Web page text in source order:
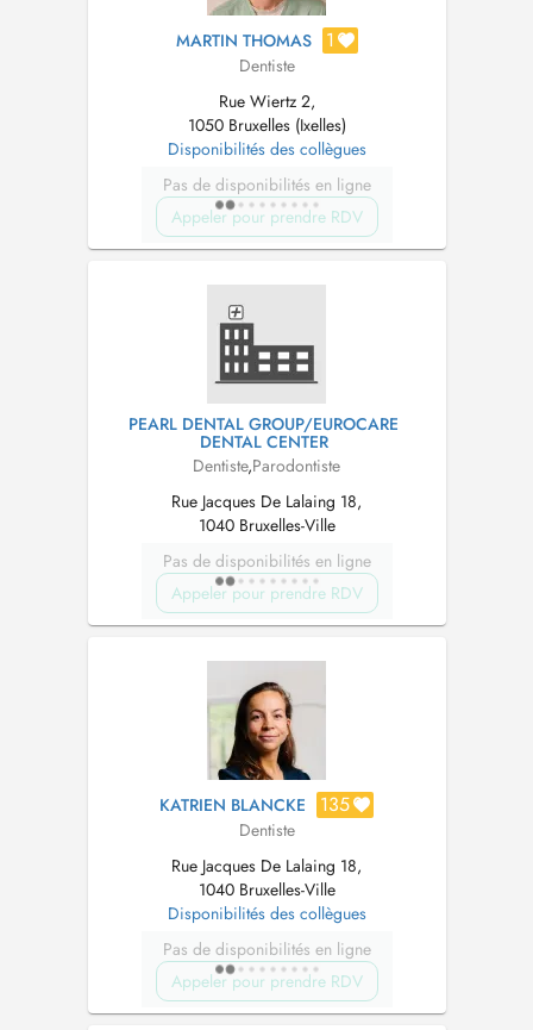
MARTIN THOMAS 1
Dentiste
Rue Wiertz 2,
1050 Bruxelles (Ixelles)
Disponibilités des collègues
Pas de disponibilités en ligne
Appeler pour prendre RDV
PEARL DENTAL GROUP/EUROCARE
DENTAL CENTER
Dentiste,Parodontiste
Rue Jacques De Lalaing 18,
1040 Bruxelles-Ville
Pas de disponibilités en ligne
Appeler pour prendre RDV
KATRIEN BLANCKE 135
Dentiste
Rue Jacques De Lalaing 18,
1040 Bruxelles-Ville
Disponibilités des collègues
Pas de disponibilités en ligne
Appeler pour prendre RDV